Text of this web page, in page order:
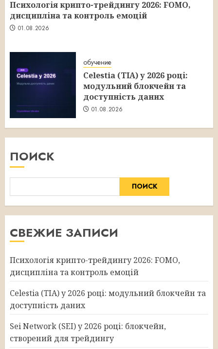
Психологія крипто-трейдингу 2026: FOMO,
дисципліна та контроль емоцій
01.08.2026
обучение
Celestia (TIA) у 2026 році:
модульний блокчейн та
доступність даних
01.08.2026
ПОИСК
ПОИСК
СВЕЖИЕ ЗАПИСИ
Психологія крипто-трейдингу 2026: FOMO,
дисципліна та контроль емоцій
Celestia (TIA) у 2026 році: модульний блокчейн та
доступність даних
Sei Network (SEI) у 2026 році: блокчейн,
створений для трейдингу